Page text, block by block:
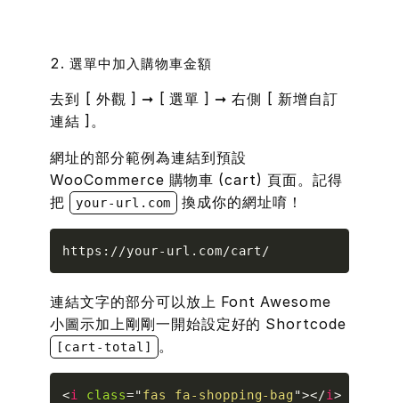
2. 選單中加入購物車金額
去到 [ 外觀 ] ➞ [ 選單 ] ➞ 右側 [ 新增自訂
連結 ]。
網址的部分範例為連結到預設
WooCommerce 購物車 (cart) 頁面。記得
把
your-url.com 換成你的網址唷！
https://your-url.com/cart/
連結文字的部分可以放上 Font Awesome
小圖示加上剛剛一開始設定好的 Shortcode
[cart-total] 。
<i class="fas fa-shopping-bag"></i>
Copy